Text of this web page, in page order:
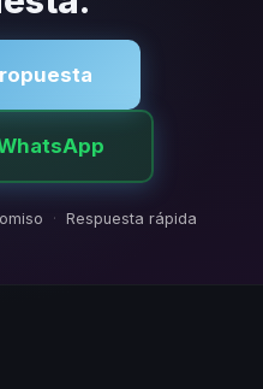
· Respuesta rápida